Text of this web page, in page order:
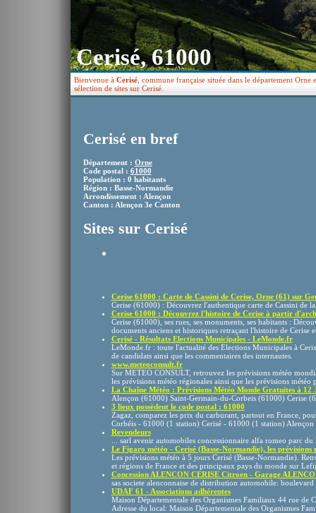
Cerisé, 61000
Bienvenue à Cerisé , commune française située dans le département
sélection de sites sur Cerisé.
Cerisé en bref
Département : Orne
Code postal : 61000
Population : 0 habitants
Région : Basse-Normandie
Arrondissement : Alençon
Canton : Alençon 3e Canton
Sites sur Cerisé
Cerise 61000 : Carte de Cassini de Cerise, Orne (61) sur
Cerise (61000) : Découvrez l'authentique carte de Cassini de
Cerise 61000 : Découvrez l'histoire de Cerise à partir
Cerise (61000), ses rues, ses monuments, ses habitants :
documents anciens et historiques retraçant l'histoire de Cerise
Cerisé - Résultats Elections Municipales - LeMonde.fr
LeMonde.fr : toute l'actualité des Elections Municipales à
de candidats ainsi que les commentaires des internautes.
www.meteoconsult.fr
Sur METEO CONSULT, retrouvez les prévisions météo
les prévisions météo régionales ainsi que les prévisions météo
La Chaîne Météo : Prévisions Météo Monde Gratuites à 12
Alençon (61000) Saint-Germain-du-Corbeis (61000) Cerise
3 lieux possèdent le code postal : 61000
Zagaz, comparez les prix du carburant, partout en France,
Corbéis - 61000 (1 station) Cerisé - 61000 (1 station)
Revendeurs
... sarl avenir automobiles concessionnaire alfa romeo parc
Le Figaro météo - Cerisé (Basse-Normandie), les prévisions
Les prévisions météo à 5 jours Cerisé (Basse-Normandie).
et régions de France et des principaux pays du monde sur
Concession ALENCON CERISE Citroen - Garage
sas societe alenconnaise de distribution automobile:
UDAF 61 - Associations adhérentes
Maison Départementale des Organismes Familiaux 44 rue de
Adresse du local: Maison Départementale des Organismes